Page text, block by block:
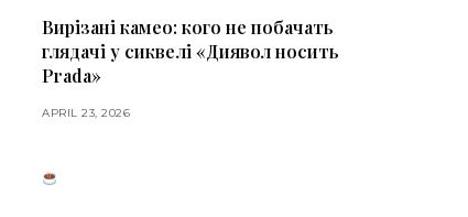
Вирізані камео: кого не побачать
глядачі у сиквелі «Диявол носить
Prada»
APRIL 23, 2026